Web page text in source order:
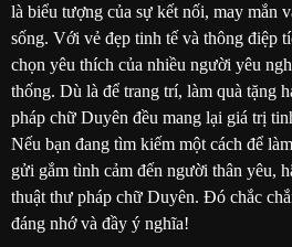
là biểu tượng của sự kết nối, may mắn
sống. Với vẻ đẹp tinh tế và thông điệp
chọn yêu thích của nhiều người yêu
thống. Dù là để trang trí, làm quà tặng
pháp chữ Duyên đều mang lại giá trị
Nếu bạn đang tìm kiếm một cách để
gửi gắm tình cảm đến người thân yêu,
thuật thư pháp chữ Duyên. Đó chắc
đáng nhớ và đầy ý nghĩa!